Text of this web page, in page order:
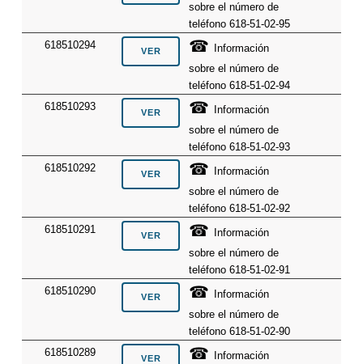
sobre el número de
teléfono 618-51-02-95
618510294
☎
Información
sobre el número de
teléfono 618-51-02-94
618510293
☎
Información
sobre el número de
teléfono 618-51-02-93
618510292
☎
Información
sobre el número de
teléfono 618-51-02-92
618510291
☎
Información
sobre el número de
teléfono 618-51-02-91
618510290
☎
Información
sobre el número de
teléfono 618-51-02-90
618510289
☎
Información